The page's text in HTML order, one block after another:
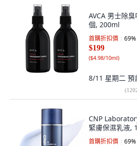
AVCA 男士除
個, 200ml
首購折扣價 69%
$199
($4.98/10ml)
8/11 星期二 預
(
CNP
緊膚保濕乳液,
首購折扣價 69%